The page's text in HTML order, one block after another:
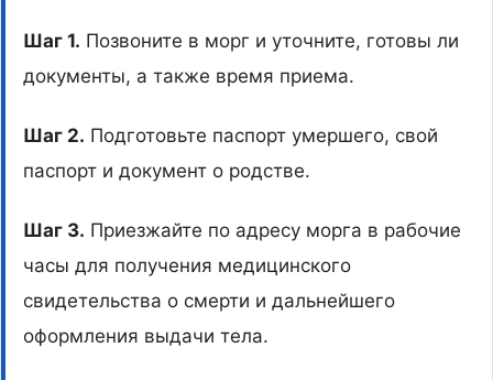
Шаг 1. Позвоните в морг и уточните, готовы ли
документы, а также время приема.
Шаг 2. Подготовьте паспорт умершего, свой
паспорт и документ о родстве.
Шаг 3. Приезжайте по адресу морга в рабочие
часы для получения медицинского
свидетельства о смерти и дальнейшего
оформления выдачи тела.